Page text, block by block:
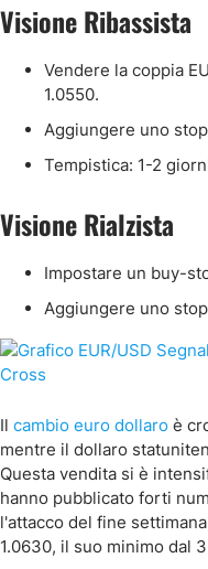
Visione Ribassista
Vendere la coppia
1.0550.
Aggiungere uno
Tempistica: 1-2
Visione Rialzista
Impostare un buy-
Aggiungere uno
Il cambio euro dollaro è
mentre il dollaro
Questa vendita si è
hanno pubblicato forti
l'attacco del fine
1.0630, il suo minimo dal